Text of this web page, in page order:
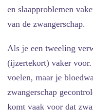
en slaapproblemen
van de zwangerschap.
Als je een tweeling
(ijzertekort) vaker
voelen, maar je
zwangerschap
komt vaak voor dat